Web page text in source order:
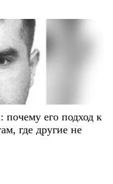
его подход к
где другие не